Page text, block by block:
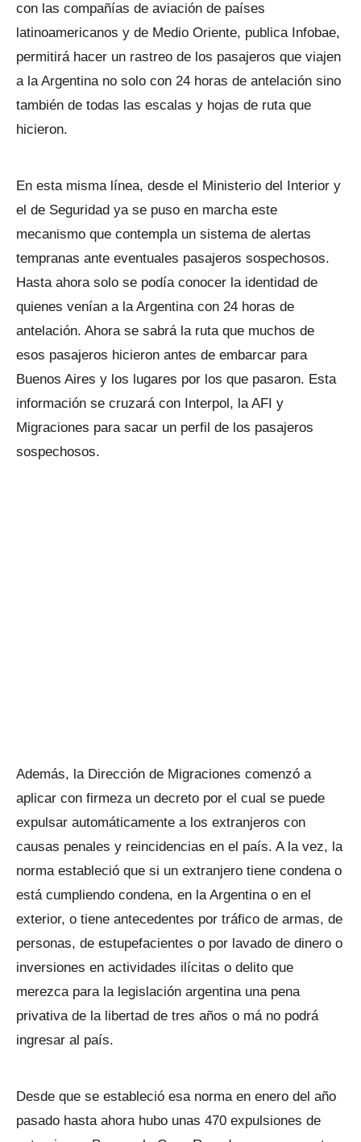
con las compañías de aviación de países
latinoamericanos y de Medio Oriente, publica Infobae,
permitirá hacer un rastreo de los pasajeros que viajen
a la Argentina no solo con 24 horas de antelación sino
también de todas las escalas y hojas de ruta que
hicieron.
En esta misma línea, desde el Ministerio del Interior y
el de Seguridad ya se puso en marcha este
mecanismo que contempla un sistema de alertas
tempranas ante eventuales pasajeros sospechosos.
Hasta ahora solo se podía conocer la identidad de
quienes venían a la Argentina con 24 horas de
antelación. Ahora se sabrá la ruta que muchos de
esos pasajeros hicieron antes de embarcar para
Buenos Aires y los lugares por los que pasaron. Esta
información se cruzará con Interpol, la AFI y
Migraciones para sacar un perfil de los pasajeros
sospechosos.
Además, la Dirección de Migraciones comenzó a
aplicar con firmeza un decreto por el cual se puede
expulsar automáticamente a los extranjeros con
causas penales y reincidencias en el país. A la vez, la
norma estableció que si un extranjero tiene condena o
está cumpliendo condena, en la Argentina o en el
exterior, o tiene antecedentes por tráfico de armas, de
personas, de estupefacientes o por lavado de dinero o
inversiones en actividades ilícitas o delito que
merezca para la legislación argentina una pena
privativa de la libertad de tres años o má no podrá
ingresar al país.
Desde que se estableció esa norma en enero del año
pasado hasta ahora hubo unas 470 expulsiones de